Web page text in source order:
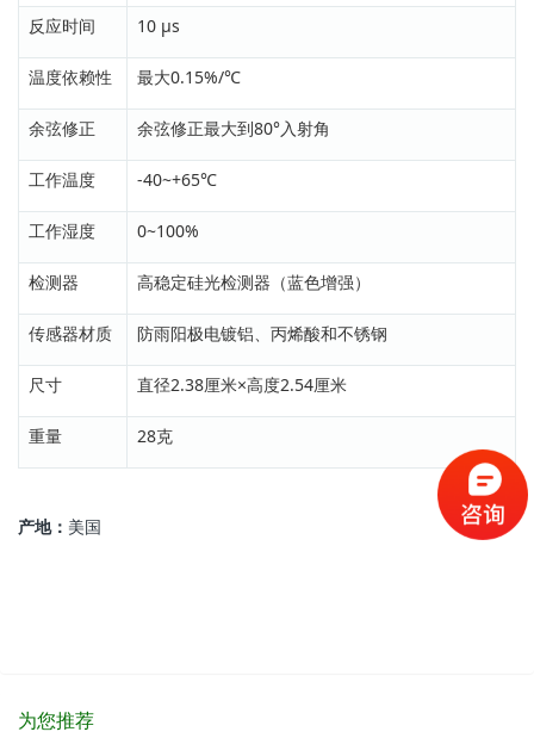
反应时间 10 μs
温度依赖性 最大0.15%/℃
余弦修正 余弦修正最大到80°入射角
工作温度 -40~+65℃
工作湿度 0~100%
检测器 高稳定硅光检测器（蓝色增强）
传感器材质 防雨阳极电镀铝、丙烯酸和不锈钢
尺寸 直径2.38厘米×高度2.54厘米
重量 28克
产地： 美国
为您推荐